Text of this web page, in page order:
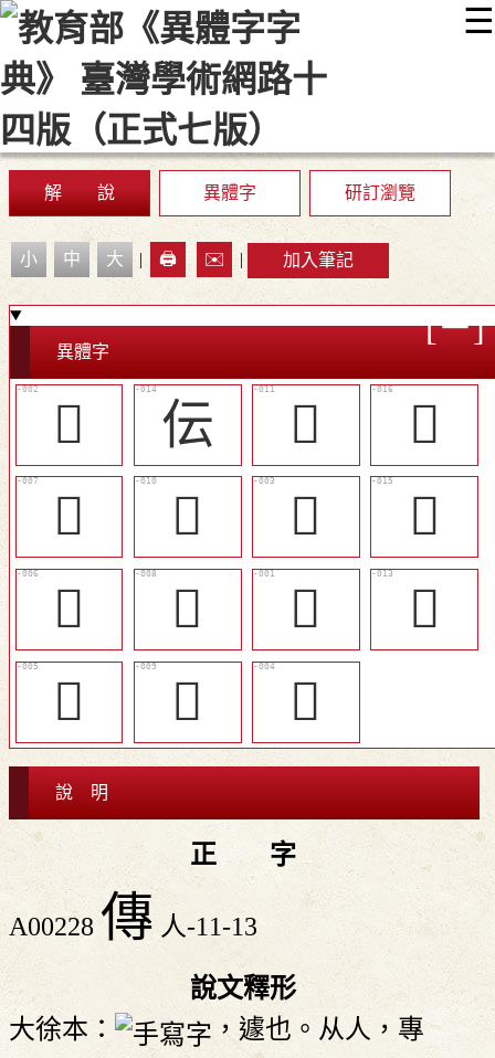
☰
::: 最新消息 常見問題 編輯說明
顯示模式
網站導覽
解 說 異體字 研訂瀏覽
小 中 大 | 🖨️ ✉️ | 加入筆記
異體字
󰏔 伝 󰏝
󰏠
󰏙
󵬘 󰏜
󰏕
󰍲
󱻂 󰒺
󰏞
󰏗
󰏛 󰏖
說 明
正 字
A00228 傳 人-11-13
說文釋形
大徐本：
，遽也。从人，專